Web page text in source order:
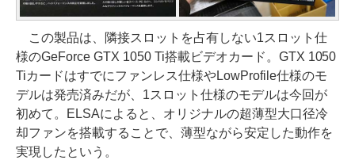
この製品は、隣接スロットを占有しない1スロット仕
様のGeForce GTX 1050 Ti搭載ビデオカード。GTX 1050
Tiカードはすでにファンレス仕様やLowProfile仕様のモ
デルは発売済みだが、1スロット仕様のモデルは今回が
初めて。ELSAによると、オリジナルの超薄型大口径冷
却ファンを搭載することで、薄型ながら安定した動作を
実現したという。